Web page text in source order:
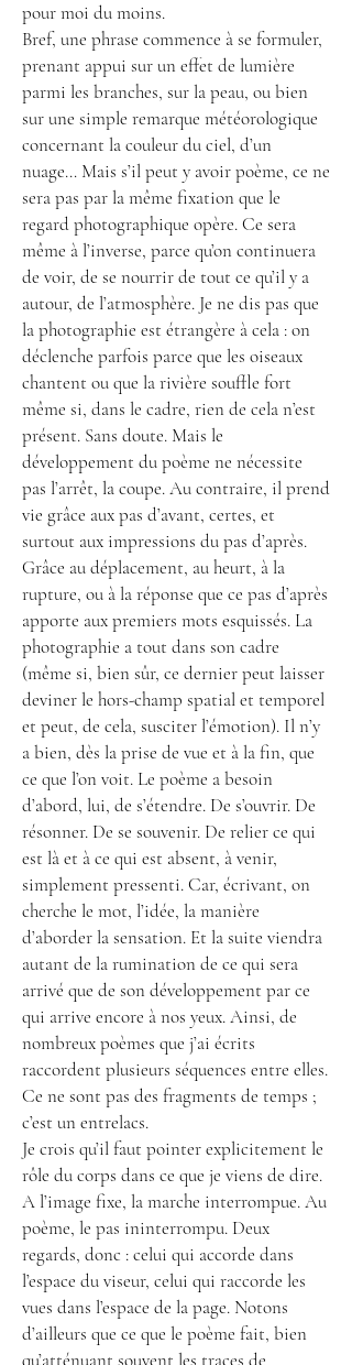
pour moi du moins.
Bref, une phrase commence à se formuler,
prenant appui sur un effet de lumière
parmi les branches, sur la peau, ou bien
sur une simple remarque météorologique
concernant la couleur du ciel, d’un
nuage… Mais s’il peut y avoir poème, ce ne
sera pas par la même fixation que le
regard photographique opère. Ce sera
même à l’inverse, parce qu’on continuera
de voir, de se nourrir de tout ce qu’il y a
autour, de l’atmosphère. Je ne dis pas que
la photographie est étrangère à cela : on
déclenche parfois parce que les oiseaux
chantent ou que la rivière souffle fort
même si, dans le cadre, rien de cela n’est
présent. Sans doute. Mais le
développement du poème ne nécessite
pas l’arrêt, la coupe. Au contraire, il prend
vie grâce aux pas d’avant, certes, et
surtout aux impressions du pas d’après.
Grâce au déplacement, au heurt, à la
rupture, ou à la réponse que ce pas d’après
apporte aux premiers mots esquissés. La
photographie a tout dans son cadre
(même si, bien sûr, ce dernier peut laisser
deviner le hors-champ spatial et temporel
et peut, de cela, susciter l’émotion). Il n’y
a bien, dès la prise de vue et à la fin, que
ce que l’on voit. Le poème a besoin
d’abord, lui, de s’étendre. De s’ouvrir. De
résonner. De se souvenir. De relier ce qui
est là et à ce qui est absent, à venir,
simplement pressenti. Car, écrivant, on
cherche le mot, l’idée, la manière
d’aborder la sensation. Et la suite viendra
autant de la rumination de ce qui sera
arrivé que de son développement par ce
qui arrive encore à nos yeux. Ainsi, de
nombreux poèmes que j’ai écrits
raccordent plusieurs séquences entre elles.
Ce ne sont pas des fragments de temps ;
c’est un entrelacs.
Je crois qu’il faut pointer explicitement le
rôle du corps dans ce que je viens de dire.
A l’image fixe, la marche interrompue. Au
poème, le pas ininterrompu. Deux
regards, donc : celui qui accorde dans
l’espace du viseur, celui qui raccorde les
vues dans l’espace de la page. Notons
d’ailleurs que ce que le poème fait, bien
qu’atténuant souvent les traces de